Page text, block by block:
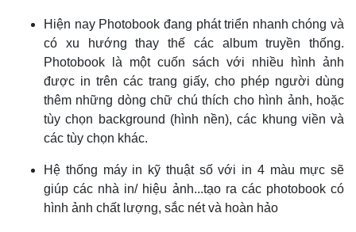
Hiện nay Photobook đang phát triển nhanh chóng và
có xu hướng thay thế các album truyền thống.
Photobook là một cuốn sách với nhiều hình ảnh
được in trên các trang giấy, cho phép người dùng
thêm những dòng chữ chú thích cho hình ảnh, hoặc
tùy chọn background (hình nền), các khung viền và
các tùy chọn khác.
Hệ thống máy in kỹ thuật số với in 4 màu mực sẽ
giúp các nhà in/ hiệu ảnh...tạo ra các photobook có
hình ảnh chất lượng, sắc nét và hoàn hảo